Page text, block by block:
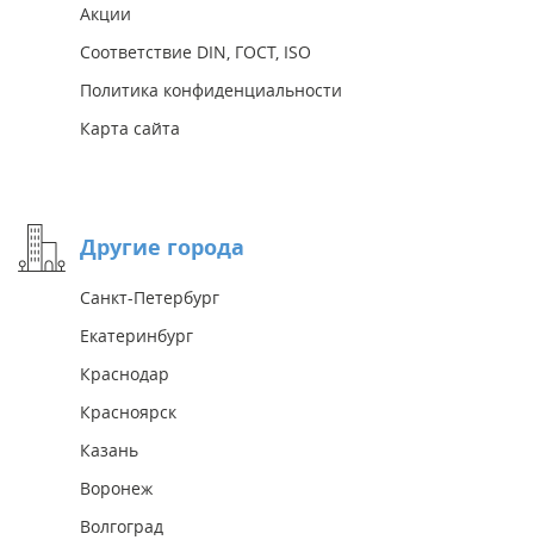
Акции
Соответствие DIN, ГОСТ, ISO
Политика конфиденциальности
Карта сайта
Другие города
Санкт-Петербург
Екатеринбург
Краснодар
Красноярск
Казань
Воронеж
Волгоград